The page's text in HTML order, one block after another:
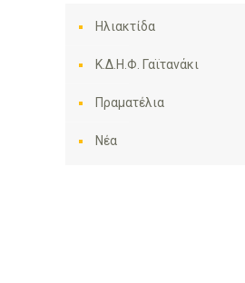
Ηλιακτίδα
Κ.Δ.Η.Φ. Γαϊτανάκι
Πραματέλια
Νέα